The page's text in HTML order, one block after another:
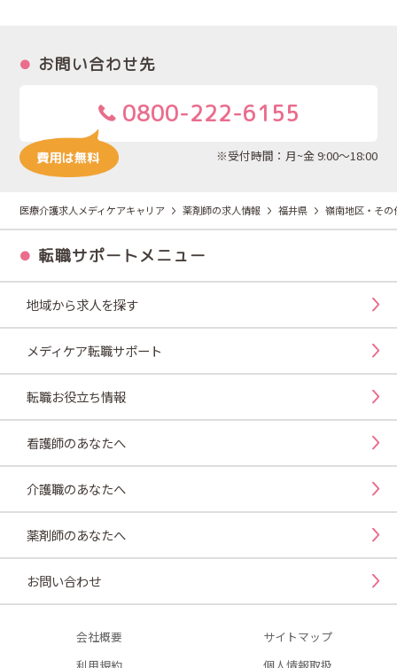
お問い合わせ先
0800-222-6155
※受付時間：月~金 9:00～18:00
医療介護求人メディケアキャリア 薬剤師の求人情報 福井県 嶺南地区・その
転職サポートメニュー
地域から求人を探す
メディケア転職サポート
転職お役立ち情報
看護師のあなたへ
介護職のあなたへ
薬剤師のあなたへ
お問い合わせ
会社概要
サイトマップ